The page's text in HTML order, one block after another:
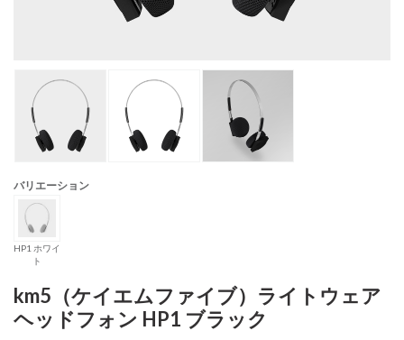
バリエーション
HP1 ホワイ
ト
km5（ケイエムファイブ）ライトウェア
ヘッドフォン HP1 ブラック